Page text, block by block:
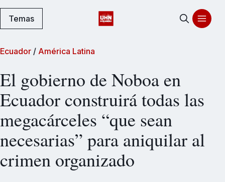
Temas
Ecuador / América Latina
El gobierno de Noboa en
Ecuador construirá todas las
megacárceles “que sean
necesarias” para aniquilar al
crimen organizado